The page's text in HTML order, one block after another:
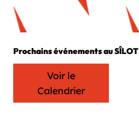
Prochains événements au SÎLOT
Voir le
Calendrier